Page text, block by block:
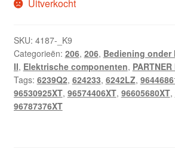
Uitverkocht
SKU: 4187-_K9
Categorieën: 206, 206, Bediening onder
II, Elektrische componenten, PARTNER
Tags: 6239Q2, 624233, 6242LZ,
96530925XT, 96574406XT, 96605680XT,
96787376XT